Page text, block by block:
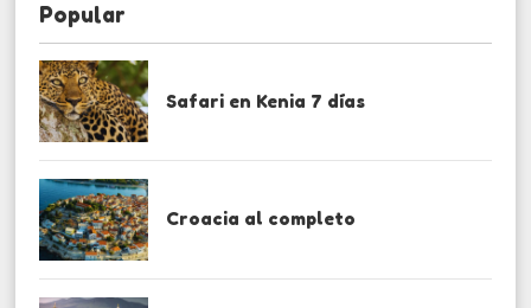
Popular
Safari en Kenia 7 días
Croacia al completo